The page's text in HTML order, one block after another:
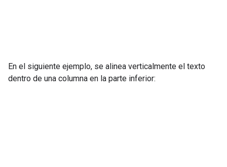
En el siguiente ejemplo, se alinea verticalmente el texto
dentro de una columna en la parte inferior: